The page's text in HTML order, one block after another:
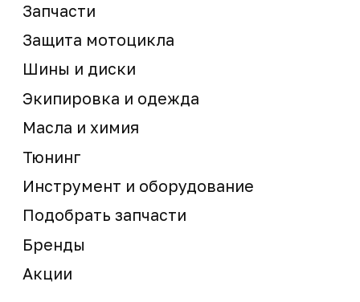
г. Владивосток
sale@ossport.ru
© 2025 ООО «Абарт-ДВ». Все права защищены
Предложение не является публичной офертой
Окончательная стоимость с учетом бонусов и
скидок, а также наличие товара
подтверждается продавцом перед оплатой
товара.
Политика обработки персональных данных